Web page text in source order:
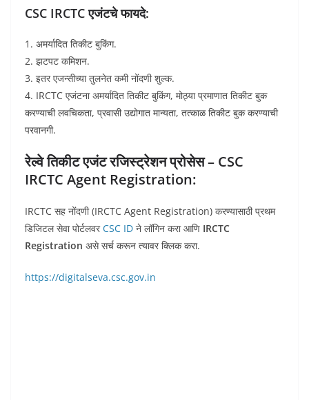
CSC IRCTC एजंटचे फायदे:
1. अमर्यादित तिकीट बुकिंग.
2. झटपट कमिशन.
3. इतर एजन्सीच्या तुलनेत कमी नोंदणी शुल्क.
4. IRCTC एजंटना अमर्यादित तिकीट बुकिंग, मोठ्या प्रमाणात तिकीट बुक
करण्याची लवचिकता, प्रवासी उद्योगात मान्यता, तत्काळ तिकीट बुक करण्याची
परवानगी.
रेल्वे तिकीट एजंट रजिस्ट्रेशन प्रोसेस – CSC
IRCTC Agent Registration:
IRCTC सह नोंदणी (IRCTC Agent Registration) करण्यासाठी प्रथम
डिजिटल सेवा पोर्टलवरCSC ID ने लॉगिन करा आणि IRCTC
Registration असे सर्च करून त्यावर क्लिक करा.
https://digitalseva.csc.gov.in